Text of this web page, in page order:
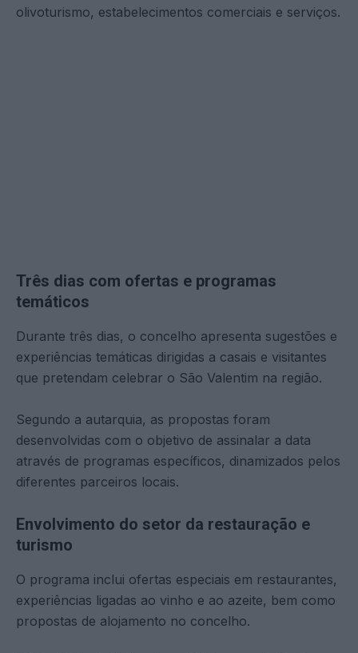
olivoturismo, estabelecimentos comerciais e serviços.
Três dias com ofertas e programas
temáticos
Durante três dias, o concelho apresenta sugestões e
experiências temáticas dirigidas a casais e visitantes
que pretendam celebrar o São Valentim na região.
Segundo a autarquia, as propostas foram
desenvolvidas com o objetivo de assinalar a data
através de programas específicos, dinamizados pelos
diferentes parceiros locais.
Envolvimento do setor da restauração e
turismo
O programa inclui ofertas especiais em restaurantes,
experiências ligadas ao vinho e ao azeite, bem como
propostas de alojamento no concelho.